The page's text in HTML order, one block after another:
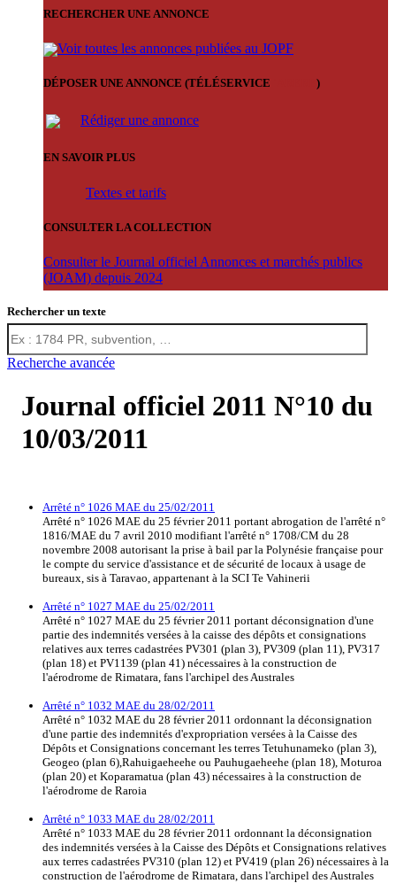
RECHERCHER UNE ANNONCE
Voir toutes les annonces publiées au JOPF
DÉPOSER UNE ANNONCE (TÉLÉSERVICE )
Rédiger une annonce
EN SAVOIR PLUS
Textes et tarifs
CONSULTER LA COLLECTION
Consulter le Journal officiel Annonces et marchés publics
(JOAM) depuis 2024
Rechercher un texte
Recherche avancée
Journal officiel 2011 N°10 du
10/03/2011
Arrêté n° 1026 MAE du 25/02/2011
Arrêté n° 1026 MAE du 25 février 2011 portant abrogation de l'arrêté n°
1816/MAE du 7 avril 2010 modifiant l'arrêté n° 1708/CM du 28
novembre 2008 autorisant la prise à bail par la Polynésie française pour
le compte du service d'assistance et de sécurité de locaux à usage de
bureaux, sis à Taravao, appartenant à la SCI Te Vahinerii
Arrêté n° 1027 MAE du 25/02/2011
Arrêté n° 1027 MAE du 25 février 2011 portant déconsignation d'une
partie des indemnités versées à la caisse des dépôts et consignations
relatives aux terres cadastrées PV301 (plan 3), PV309 (plan 11), PV317
(plan 18) et PV1139 (plan 41) nécessaires à la construction de
l'aérodrome de Rimatara, fans l'archipel des Australes
Arrêté n° 1032 MAE du 28/02/2011
Arrêté n° 1032 MAE du 28 février 2011 ordonnant la déconsignation
d'une partie des indemnités d'expropriation versées à la Caisse des
Dépôts et Consignations concernant les terres Tetuhunameko (plan 3),
Geogeo (plan 6),Rahuigaeheehe ou Pauhugaeheehe (plan 18), Moturoa
(plan 20) et Koparamatua (plan 43) nécessaires à la construction de
l'aérodrome de Raroia
Arrêté n° 1033 MAE du 28/02/2011
Arrêté n° 1033 MAE du 28 février 2011 ordonnant la déconsignation
des indemnités versées à la Caisse des Dépôts et Consignations relatives
aux terres cadastrées PV310 (plan 12) et PV419 (plan 26) nécessaires à la
construction de l'aérodrome de Rimatara, dans l'archipel des Australes